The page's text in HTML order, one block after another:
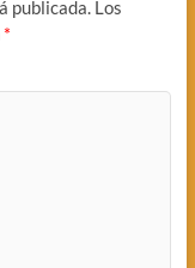
publicada. Los
*